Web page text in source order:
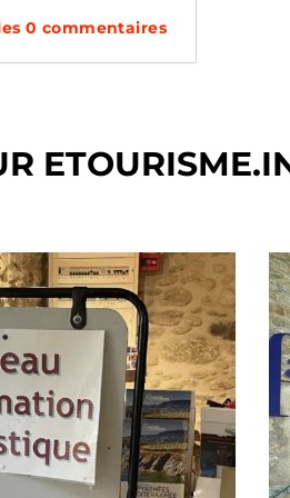
0 commentaires